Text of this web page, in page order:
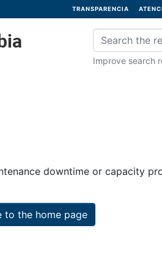
TRANSPARENCIA
Improve search
downtime or capacity
to the home page